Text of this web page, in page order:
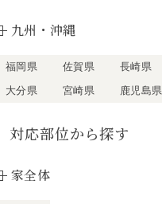
九州・沖縄
福岡県 佐賀県 長崎県
大分県
宮崎県 鹿児島県
対応部位から探す
家全体